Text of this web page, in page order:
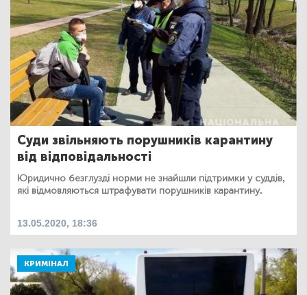
Суди звільняють порушників карантину
від відповідальності
Юридично безглузді норми не знайшли підтримки у суддів,
які відмовляються штрафувати порушників карантину.
13.05.2020, 18:36
КРИМІНАЛ